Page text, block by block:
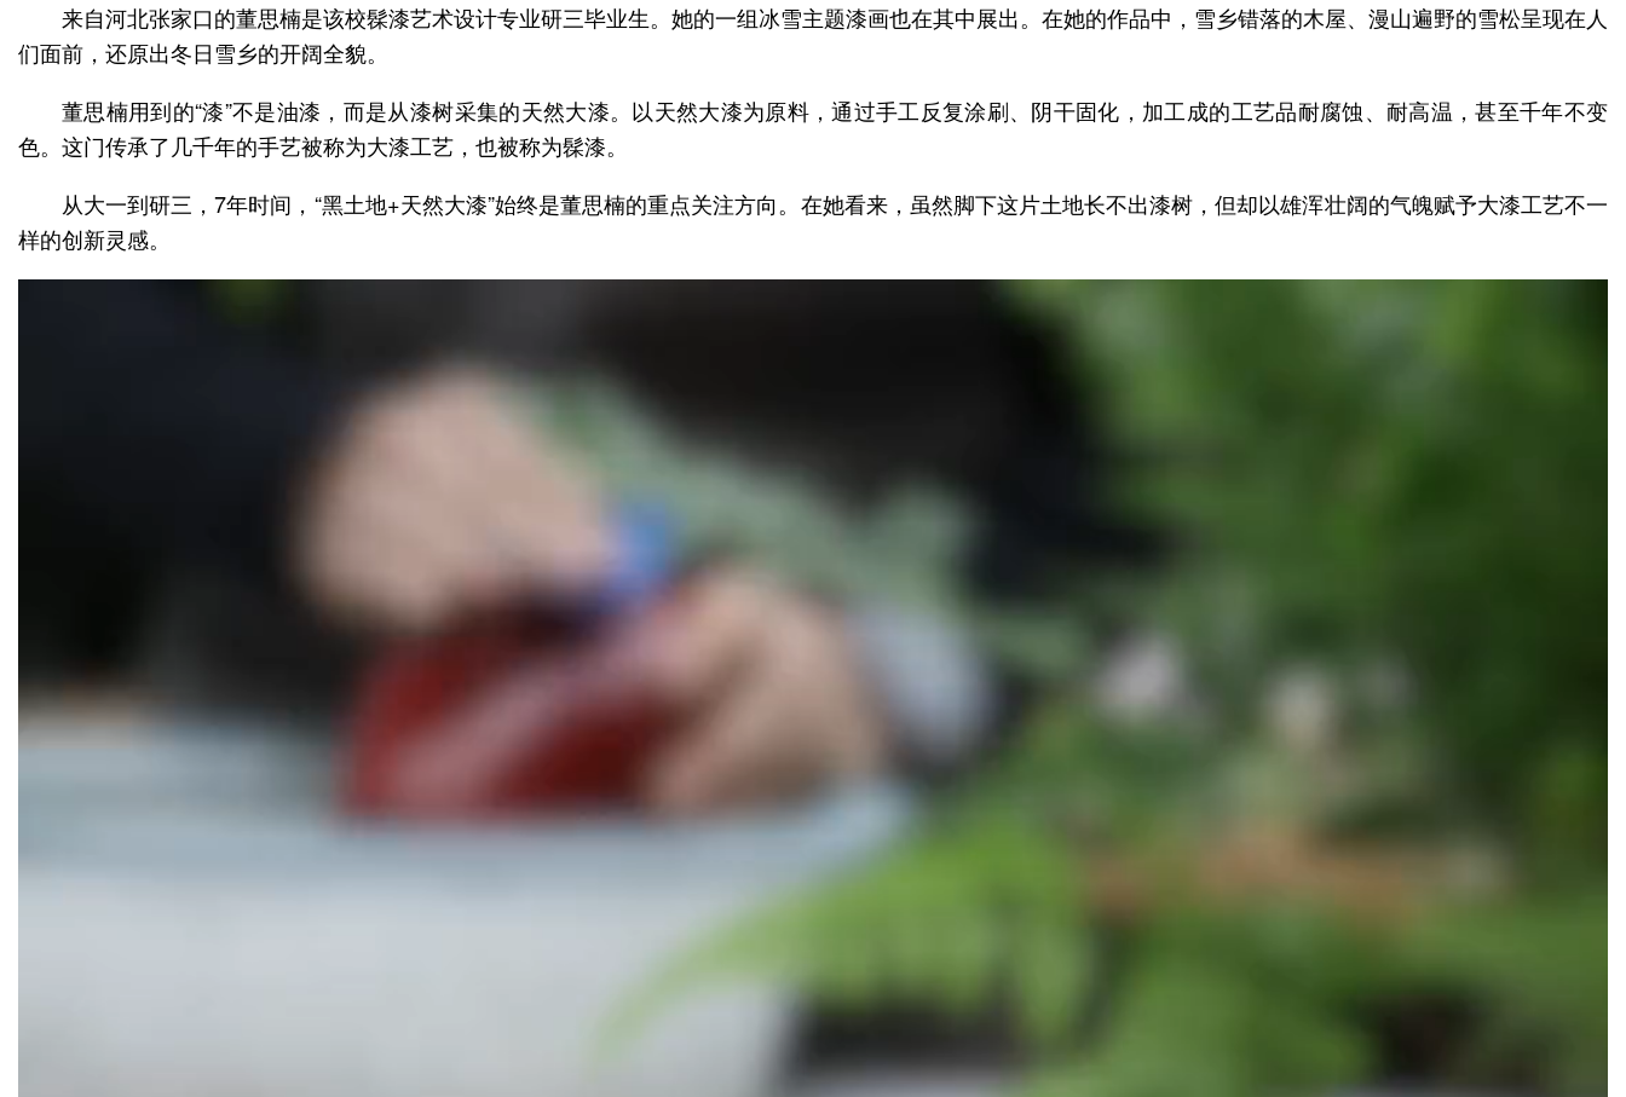
来自河北张家口的董思楠是该校髹漆艺术设计专业研三毕业生。她的一组冰雪主题漆画也在其中展出。在她的作品中，雪乡错落的木屋、漫山遍野的雪松呈现在人
们面前，还原出冬日雪乡的开阔全貌。
董思楠用到的“漆”不是油漆，而是从漆树采集的天然大漆。以天然大漆为原料，通过手工反复涂刷、阴干固化，加工成的工艺品耐腐蚀、耐高温，甚至千年不变
色。这门传承了几千年的手艺被称为大漆工艺，也被称为髹漆。
从大一到研三，7年时间，“黑土地+天然大漆”始终是董思楠的重点关注方向。在她看来，虽然脚下这片土地长不出漆树，但却以雄浑壮阔的气魄赋予大漆工艺不一
样的创新灵感。